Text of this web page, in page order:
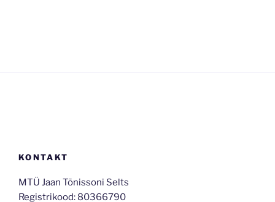
KONTAKT
MTÜ Jaan Tõnissoni Selts
Registrikood: 80366790